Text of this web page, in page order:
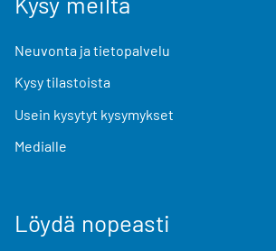
Neuvonta ja tietopalvelu
Kysy tilastoista
Usein kysytyt kysymykset
Medialle
Löydä nopeasti